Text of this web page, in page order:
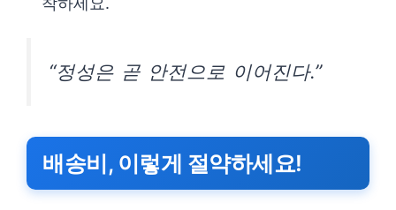
“정성은 곧 안전으로 이어진다.”
배송비, 이렇게 절약하세요!